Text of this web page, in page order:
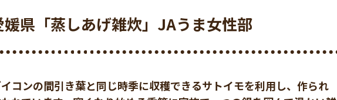
媛県「蒸しあげ雑炊」JAうま女性部
コンの間引き葉と同じ時季に収穫できるサトイモを利用し、作られ